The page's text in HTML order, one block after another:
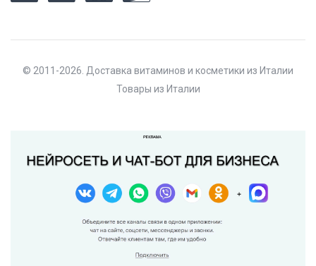
© 2011-2026. Доставка витаминов и косметики из Италии
Товары из Италии